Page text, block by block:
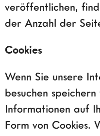
veröffentlichen,
der Anzahl der
Cookies
Wenn Sie unsere
besuchen
Informationen auf
Form von Cookies.